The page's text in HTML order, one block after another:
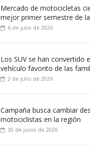
Mercado de motocicletas
mejor primer semestre de
6 de julio de 2026
Los SUV se han convertido
vehículo favorito de las
2 de julio de 2026
Campaña busca cambiar
motociclistas en la región
30 de junio de 2026